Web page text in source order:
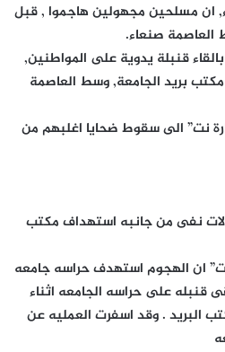
ان مسلحين مجهولين هاجموا , قبل
العاصمة صنعاء.
قنبلة يدوية على المواطنين,
بريد الجامعة, وسط العاصمة
نت” الى سقوط ضحايا اغلبهم من
نفى من جانبه استهداف مكتب
ان الهجوم استهدف حراسه جامعه
قنبله على حراسه الجامعه اثناء
البريد . وقد اسفرت العمليه عن